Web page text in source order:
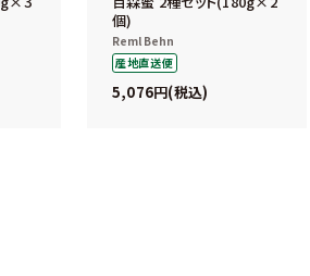
個)
Reml Behn
産地直送便
5,076 税込